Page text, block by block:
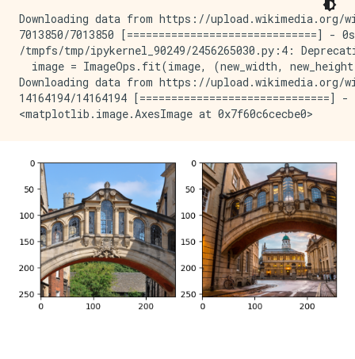
Downloading data from https://upload.wikimedia.org/
7013850/7013850 [==============================] -
/tmpfs/tmp/ipykernel_90249/2456265030.py:4:
image = ImageOps.fit(image, (new_width,
Downloading data from https://upload.wikimedia.org/
14164194/14164194